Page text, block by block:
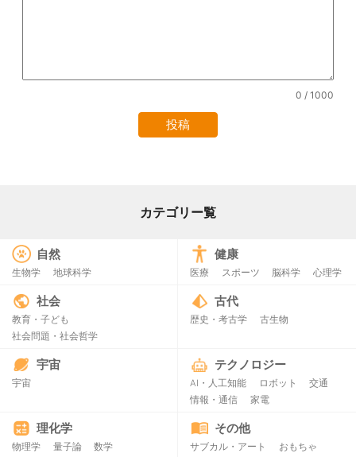
0 / 1000
カテゴリー覧
自然
生物学 地球科学
健康
医療 スポーツ 脳科学 心理学
社会
教育・子ども
社会問題・社会哲学
古代
歴史・考古学 古生物
宇宙
宇宙
テクノロジー
AI・人工知能 ロボット
交通
情報・通信
家電
理化学
物理学 量子論 数学
その他
サブカル・アート
おもちゃ